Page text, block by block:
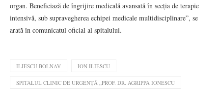
organ. Beneficiază de îngrijire medicală avansată în secția de terapie
intensivă, sub supravegherea echipei medicale multidisciplinare”, se
arată în comunicatul oficial al spitalului.
ILIESCU BOLNAV ION ILIESCU
SPITALUL CLINIC DE URGENȚĂ „PROF. DR. AGRIPPA IONESCU